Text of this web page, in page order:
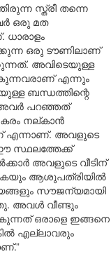
സ്ത്രീ തന്നെ
ഒരു മത
ഒരു ടൗണിലാണ്
അവിടെയുള്ള
എന്നും
ബന്ധത്തിന്റെ
അവർ പറഞ്ഞത്
നല്കാൻ
എന്നാണ്. അവളുടെ
സ്ഥലത്തേക്ക്
അവളുടെ വീടിന്
ആശുപത്രിയിൽ
സൗജന്യമായി
അവൾ വീണ്ടും
ഒരാളെ ഇങ്ങനെ
എല്ലാവരും